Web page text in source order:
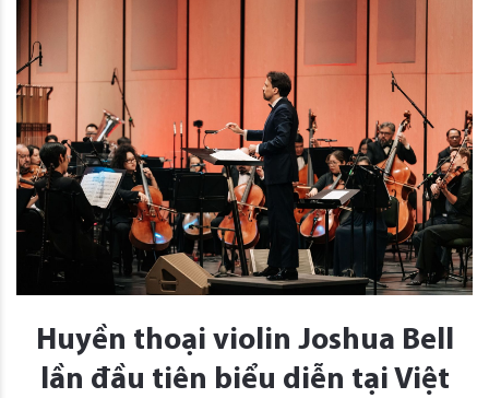
Huyền thoại violin Joshua Bell
lần đầu tiên biểu diễn tại Việt